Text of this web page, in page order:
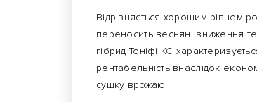
Відрізняється хорошим рівнем
переносить весняні зниження
гібрид Тоніфі КС
рентабельність внаслідок
сушку врожаю.